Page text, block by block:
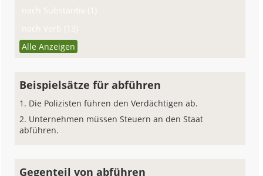
nach Substantiv (1)
nach Verb (13)
Alle Anzeigen
Beispielsätze für abführen
Die Polizisten führen den Verdächtigen ab.
Unternehmen müssen Steuern an den Staat
abführen.
Gegenteil von abführen